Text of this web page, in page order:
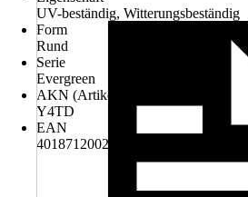
UV-beständig, Witterungsbeständig
Form
Rund
Serie
Evergreen
AKN (Artikelkurznummer)
Y4TD
EAN
4018712002522, 4034193022330,